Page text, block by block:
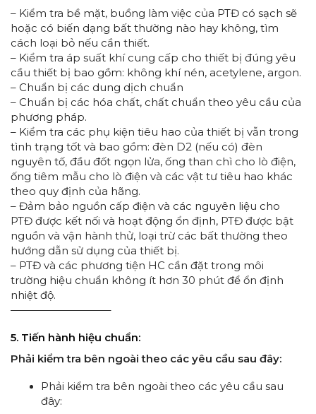
– Kiểm tra bề mặt, buồng làm việc của PTĐ có sạch sẽ
hoặc có biến dạng bất thường nào hay không, tìm
cách loại bỏ nếu cần thiết.
– Kiểm tra áp suất khí cung cấp cho thiết bị đúng yêu
cầu thiết bị bao gồm: không khí nén, acetylene, argon.
– Chuẩn bị các dung dịch chuẩn
– Chuẩn bị các hóa chất, chất chuẩn theo yêu cầu của
phương pháp.
– Kiểm tra các phụ kiện tiêu hao của thiết bị vẫn trong
tình trạng tốt và bao gồm: đèn D2 (nếu có) đèn
nguyên tố, đầu đốt ngọn lửa, ống than chì cho lò điện,
ống tiêm mẫu cho lò điện và các vật tư tiêu hao khác
theo quy định của hãng.
– Đảm bảo nguồn cấp điện và các nguyên liệu cho
PTĐ được kết nối và hoạt động ổn định, PTĐ được bật
nguồn và vận hành thử, loại trừ các bất thường theo
hướng dẫn sử dụng của thiết bị.
– PTĐ và các phương tiện HC cần đặt trong môi
trường hiệu chuẩn không ít hơn 30 phút để ổn định
nhiệt độ.
—————————–
5. Tiến hành hiệu chuẩn:
Phải kiểm tra bên ngoài theo các yêu cầu sau đây:
Phải kiểm tra bên ngoài theo các yêu cầu sau
đây: